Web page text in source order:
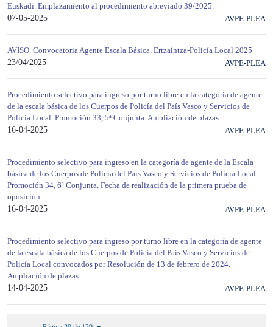
Euskadi. Emplazamiento al procedimiento abreviado 39/2025.
07-05-2025
AVPE-PLEA
AVISO. Convocatoria Agente Escala Básica. Ertzaintza-Policía Local 2025
23/04/2025
AVPE-PLEA
Procedimiento selectivo para ingreso por turno libre en la categoría de agente
de la escala básica de los Cuerpos de Policía del País Vasco y Servicios de
Policía Local. Promoción 33, 5ª Conjunta. Ampliación de plazas.
16-04-2025
AVPE-PLEA
Procedimiento selectivo para ingreso en la categoría de agente de la Escala
básica de los Cuerpos de Policía del País Vasco y Servicios de Policía Local.
Promoción 34, 6ª Conjunta. Fecha de realización de la primera prueba de
oposición.
16-04-2025
AVPE-PLEA
Procedimiento selectivo para ingreso por turno libre en la categoría de agente
de la escala básica de los Cuerpos de Policía del País Vasco y Servicios de
Policía Local convocados por Resolución de 13 de febrero de 2024.
Ampliación de plazas.
14-04-2025
AVPE-PLEA